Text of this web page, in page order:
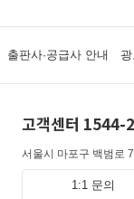
출판사·공급사 안내
고객센터 1544-
서울시 마포구 백범로
1:1 문의